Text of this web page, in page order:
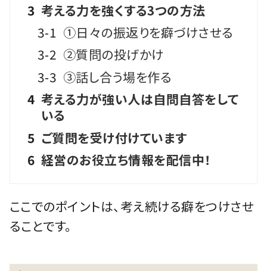
3 考える力を強くする3つの方法
3-1 ①日々の振返りを癖づけさせる
3-2 ②質問の投げかけ
3-3 ③話し合う場を作る
4 考える力が強い人は自問自答をして
いる
5 ご質問を受け付けています
6 経営のお役立ち情報を配信中！
ここでのポイントは、考え続ける癖をつけさせ
ることです。